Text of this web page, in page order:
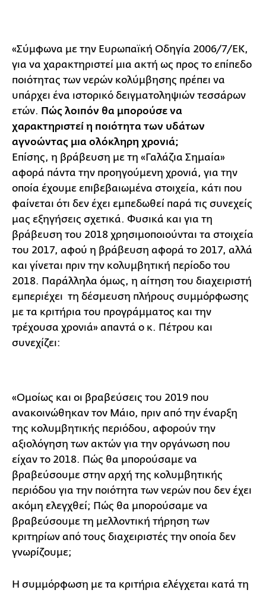
«Σύμφωνα με την Ευρωπαϊκή Οδηγία 2006/7/ΕΚ,
για να χαρακτηριστεί μια ακτή ως προς το επίπεδο
ποιότητας των νερών κολύμβησης πρέπει να
υπάρχει ένα ιστορικό δειγματοληψιών τεσσάρων
ετών. Πώς λοιπόν θα μπορούσε να
χαρακτηριστεί η ποιότητα των υδάτων
αγνοώντας μια ολόκληρη χρονιά;
Επίσης, η βράβευση με τη «Γαλάζια Σημαία»
αφορά πάντα την προηγούμενη χρονιά, για την
οποία έχουμε επιβεβαιωμένα στοιχεία, κάτι που
φαίνεται ότι δεν έχει εμπεδωθεί παρά τις συνεχείς
μας εξηγήσεις σχετικά. Φυσικά και για τη
βράβευση του 2018 χρησιμοποιούνται τα στοιχεία
του 2017, αφού η βράβευση αφορά το 2017, αλλά
και γίνεται πριν την κολυμβητική περίοδο του
2018. Παράλληλα όμως, η αίτηση του διαχειριστή
εμπεριέχει τη δέσμευση πλήρους συμμόρφωσης
με τα κριτήρια του προγράμματος και την
τρέχουσα χρονιά» απαντά ο κ. Πέτρου και
συνεχίζει:
«Ομοίως και οι βραβεύσεις του 2019 που
ανακοινώθηκαν τον Μάιο, πριν από την έναρξη
της κολυμβητικής περιόδου, αφορούν την
αξιολόγηση των ακτών για την οργάνωση που
είχαν το 2018. Πώς θα μπορούσαμε να
βραβεύσουμε στην αρχή της κολυμβητικής
περιόδου για την ποιότητα των νερών που δεν έχει
ακόμη ελεγχθεί; Πώς θα μπορούσαμε να
βραβεύσουμε τη μελλοντική τήρηση των
κριτηρίων από τους διαχειριστές την οποία δεν
γνωρίζουμε;
Η συμμόρφωση με τα κριτήρια ελέγχεται κατά τη